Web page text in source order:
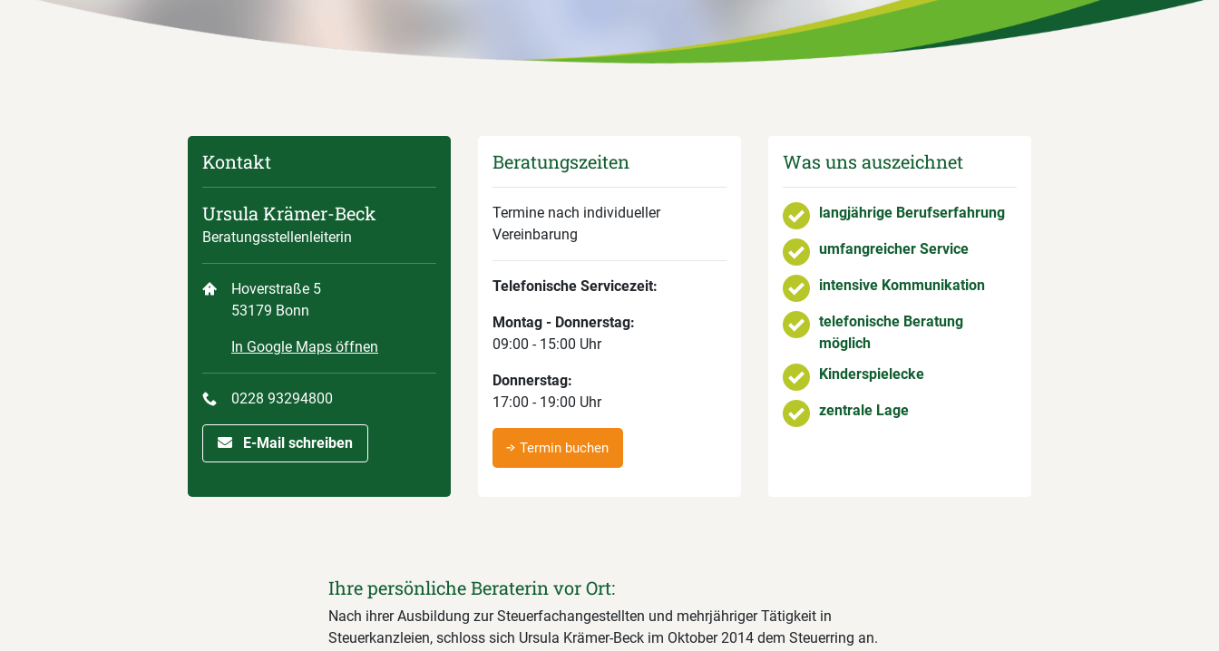
Kontakt
Ursula Krämer-Beck
Beratungsstellenleiterin
Hoverstraße 5
53179 Bonn
In Google Maps öffnen
0228 93294800
E-Mail schreiben
Beratungszeiten
Termine nach individueller
Vereinbarung­
Telefonische Servicezeit:
Montag - Donnerstag:
09:00 - 15:00 Uhr
Donnerstag:
17:00 - 19:00 Uhr
Termin buchen
Was uns auszeichnet
langjährige Berufserfahrung
umfangreicher Service
intensive Kommunikation
telefonische Beratung
möglich
Kinderspielecke
zentrale Lage
Ihre persönliche Beraterin vor Ort:
Nach ihrer Ausbildung zur Steuerfachangestellten und mehrjähriger Tätigkeit in
Steuerkanzleien, schloss sich Ursula Krämer-Beck im Oktober 2014 dem Steuerring an.